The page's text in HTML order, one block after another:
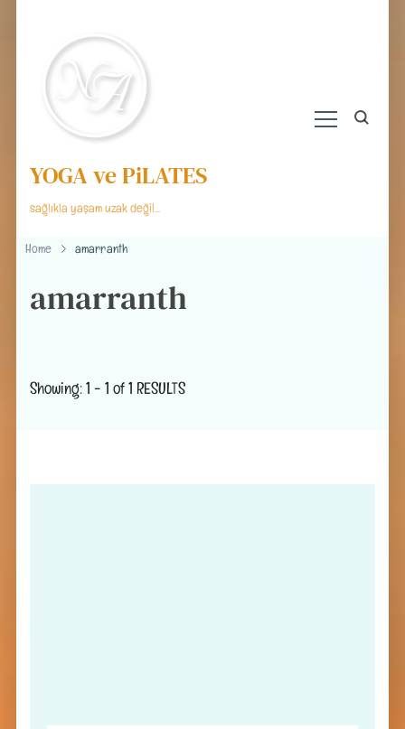
YOGA ve PiLATES
sağlıkla yaşam uzak değil…
Home amarranth
amarranth
Showing: 1 - 1 of 1 RESULTS